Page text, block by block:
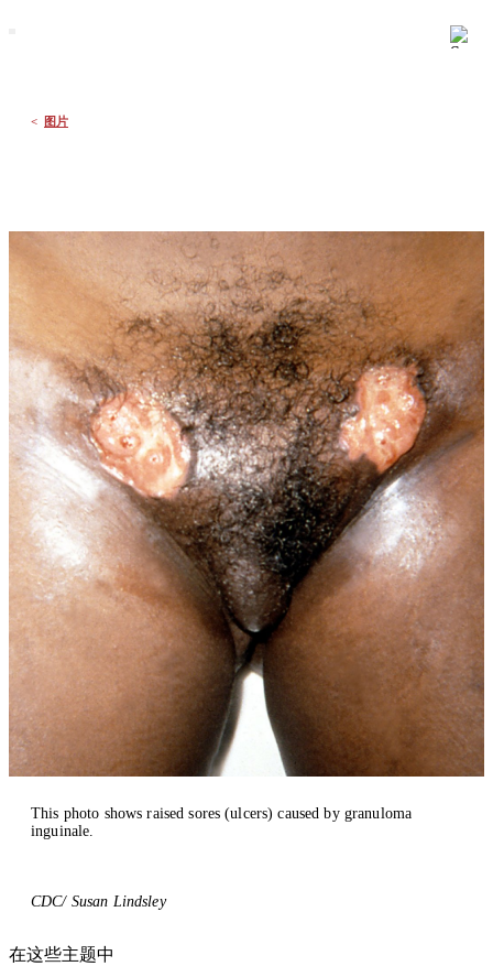
< 图片
This photo shows raised sores (ulcers) caused by granuloma
inguinale.
CDC/ Susan Lindsley
在这些主题中